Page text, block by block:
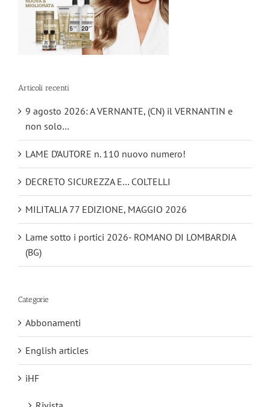
Articoli recenti
9 agosto 2026: A VERNANTE, (CN) il VERNANTIN e
non solo…
LAME D’AUTORE n. 110 nuovo numero!
DECRETO SICUREZZA E… COLTELLI
MILITALIA 77 EDIZIONE, MAGGIO 2026
Lame sotto i portici 2026- ROMANO DI LOMBARDIA
(BG)
Categorie
Abbonamenti
English articles
iHF